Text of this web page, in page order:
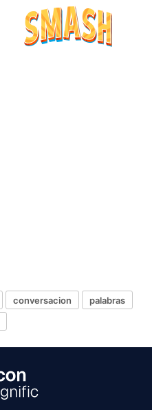
conversacion
palabras